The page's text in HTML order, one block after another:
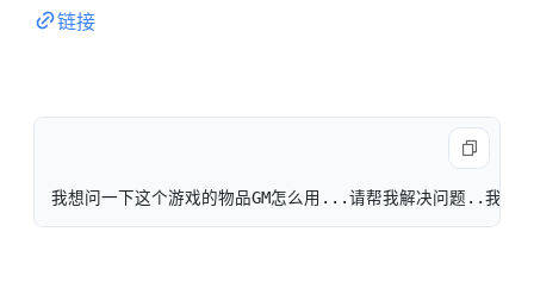
链接
我想问一下这个游戏的物品GM怎么用...请帮我解决问题..我会